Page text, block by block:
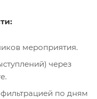
мероприятия.
через
по дням